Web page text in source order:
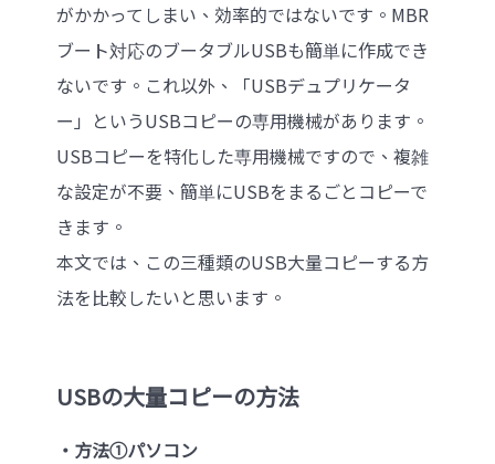
がかかってしまい、効率的ではないです。MBR
ブート対応のブータブルUSBも簡単に作成でき
ないです。これ以外、「USBデュプリケータ
ー」というUSBコピーの専用機械があります。
USBコピーを特化した専用機械ですので、複雑
な設定が不要、簡単にUSBをまるごとコピーで
きます。
本文では、この三種類のUSB大量コピーする方
法を比較したいと思います。
USBの大量コピーの方法
‧方法①パソコン